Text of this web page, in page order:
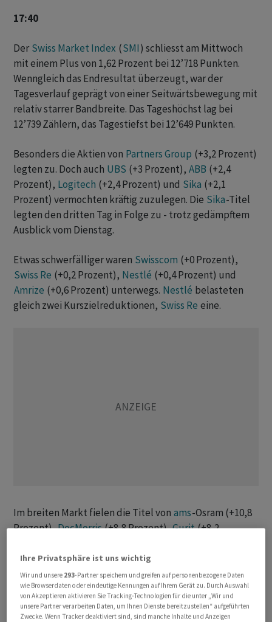
17:40
Der Swiss Market Index (SMI) schliesst am Mittwoch
mit einem Plus von 1,62 Prozent bei 12’718 Punkten.
Wenngleich das Endresultat überzeugt, war der
Tagesverlauf geprägt von einer Seitwärtsbewegung mit
relativ starrer Bandbreite. Das Tageshöchst lag bei
12’739 Zählern, das Tagestiefst bei 12’649 Punkten.
Besonders die Aktien von Partners Group (+3,2 Prozent)
legten zu. Doch auch UBS (+3 Prozent), ABB (+2,4
Prozent), Logitech (+2,4 Prozent) und Sika (+2,1
Prozent) vermochten kräftig zuzulegen. Die Sika-Titel
legten den dritten Tag in Folge zu - trotz gedämpftem
Ausblick vom Dienstag.
Etwas schwerfälliger waren Swisscom (+0 Prozent),
Swiss Re (+0,2 Prozent), Nestlé (+0,4 Prozent) und
Amrize (+0,6 Prozent) unterwegs. Nestlé belasteten
gleich zwei Kurszielreduktionen, Swiss Re eine.
Im breiten Markt fielen die Titel von ams-Osram (+10,8
Prozent),DocMorris(+8,8 Prozent),Gurit(+8,2
fordert der Grossaktionär CEPD die Erneuerung des
Verwaltungsrates,Oriorüberzeugte mit den
Jahreszahlen 2025.
Unter Druck waren die Aktien vonMCH Group(-3,8
Ihre Privatsphäre ist uns wichtig
Wir und unsere 293-Partner speichern und greifen auf personenbezogene Daten
wie Browserdaten oder eindeutige Kennungen auf Ihrem Gerät zu. Durch Auswahl
von Akzeptieren aktivieren Sie Tracking-Technologien für die unter „Wir und
unsere Partner verarbeiten Daten, um Ihnen Dienste bereitzustellen“ aufgeführten
Zwecke. Wenn Tracker deaktiviert sind, sind manche Inhalte und Anzeigen